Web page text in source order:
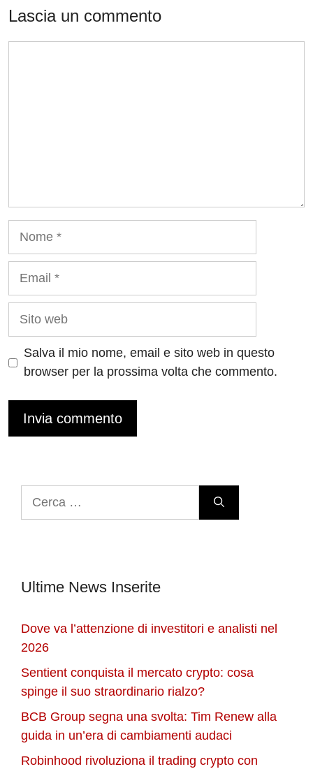
Lascia un commento
Sito
Salva il mio nome, email e sito web in questo
browser per la prossima volta che commento.
Ultime News Inserite
Dove va l’attenzione di investitori e analisti nel
2026
Sentient conquista il mercato crypto: cosa
spinge il suo straordinario rialzo?
BCB Group segna una svolta: Tim Renew alla
guida in un’era di cambiamenti audaci
Robinhood rivoluziona il trading crypto con